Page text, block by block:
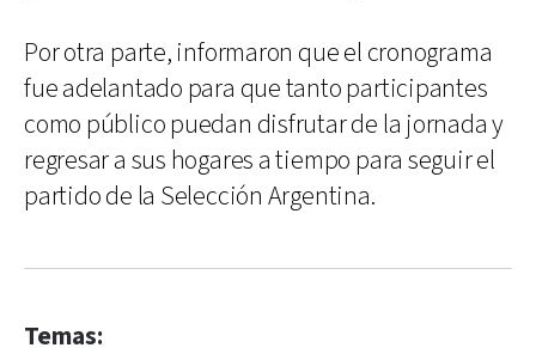
Por otra parte, informaron que el cronograma
fue adelantado para que tanto participantes
como público puedan disfrutar de la jornada y
regresar a sus hogares a tiempo para seguir el
partido de la Selección Argentina.
Temas: